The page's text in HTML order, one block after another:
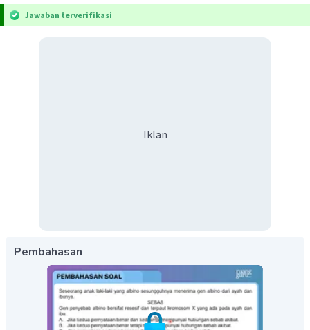
Jawaban terverifikasi
Iklan
Pembahasan